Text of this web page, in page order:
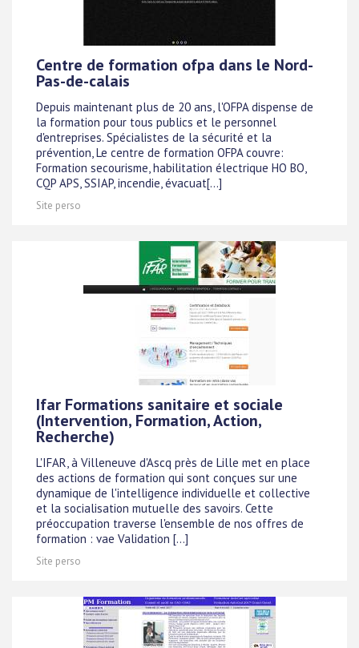
Centre de formation ofpa dans le Nord-
Pas-de-calais
Depuis maintenant plus de 20 ans, l'OFPA dispense de
la formation pour tous publics et le personnel
d'entreprises. Spécialistes de la sécurité et la
prévention, Le centre de formation OFPA couvre:
Formation secourisme, habilitation électrique HO BO,
CQP APS, SSIAP, incendie, évacuat[...]
Site perso
Ifar Formations sanitaire et sociale
(Intervention, Formation, Action,
Recherche)
L'IFAR, à Villeneuve d'Ascq près de Lille met en place
des actions de formation qui sont conçues sur une
dynamique de l'intelligence individuelle et collective
et la socialisation mutuelle des savoirs. Cette
préoccupation traverse l'ensemble de nos offres de
formation : vae Validation [...]
Site perso